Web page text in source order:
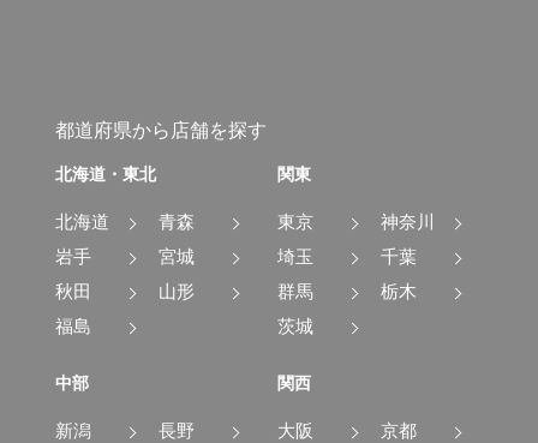
都道府県から店舗を探す
北海道・東北
北海道
青森
岩手
宮城
秋田
山形
福島
関東
東京
神奈川
埼玉
千葉
群馬
栃木
茨城
中部
新潟
長野
関西
大阪
京都